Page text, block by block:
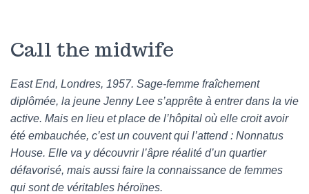
Call the midwife
East End, Londres, 1957. Sage-femme fraîchement
diplômée, la jeune Jenny Lee s’apprête à entrer dans la vie
active. Mais en lieu et place de l’hôpital où elle croit avoir
été embauchée, c’est un couvent qui l’attend : Nonnatus
House. Elle va y découvrir l’âpre réalité d’un quartier
défavorisé, mais aussi faire la connaissance de femmes
qui sont de véritables héroïnes.